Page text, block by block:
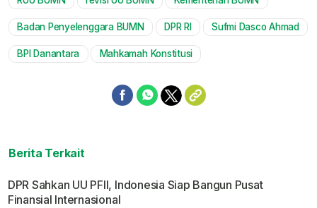
Mute
Badan Penyelenggara BUMN DPR RI Sufmi Dasco Ahmad
BPI Danantara Mahkamah Konstitusi
Berita Terkait
DPR Sahkan UU PFII, Indonesia Siap Bangun Pusat
Finansial Internasional